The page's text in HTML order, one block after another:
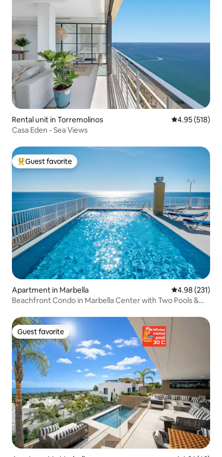
Rental unit in Torremolinos 4.95 out of 5
4.95 (518)
Casa Eden - Sea Views
Top guest favorite
Guest favorite
Apartment in Marbella 4.98 out of 5
4.98 (231)
Beachfront Condo in Marbella Center with Two Pools &
Guest favorite
Guest favorite